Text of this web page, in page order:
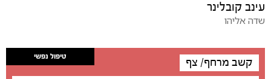
עינב קובלינר
שדה אליהו
טיפול נפשי קשב מרחף/ צף